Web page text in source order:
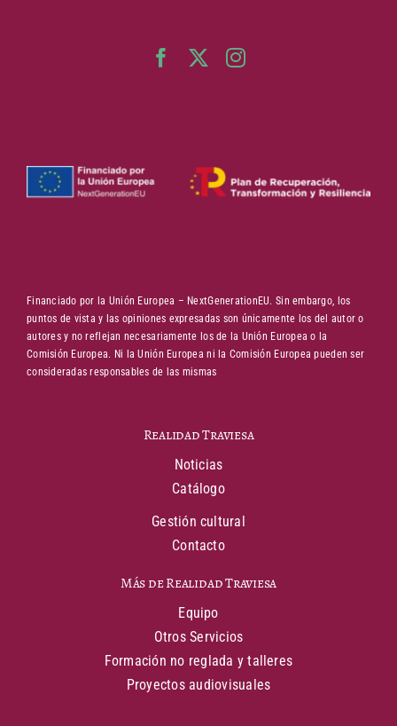
Realidad Traviesa
Noticias
Catálogo
Gestión cultural
Contacto
Más de Realidad Traviesa
Equipo
Otros Servicios
Formación no reglada y talleres
Proyectos audiovisuales
Financiado por la Unión Europea – NextGenerationEU. Sin embargo, los
puntos de vista y las opiniones expresadas son únicamente los del autor o
autores y no reflejan necesariamente los de la Unión Europea o la
Comisión Europea. Ni la Unión Europea ni la Comisión Europea pueden ser
consideradas responsables de las mismas